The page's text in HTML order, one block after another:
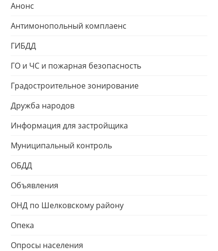
Анонс
Антимонопольный комплаенс
ГИБДД
ГО и ЧС и пожарная безопасность
Градостроительное зонирование
Дружба народов
Информация для застройщика
Муниципальный контроль
ОБДД
Объявления
ОНД по Шелковскому району
Опека
Опросы населения